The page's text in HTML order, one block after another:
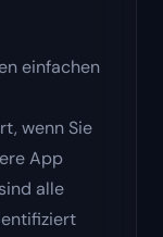
einfachen
wenn Sie
App
alle